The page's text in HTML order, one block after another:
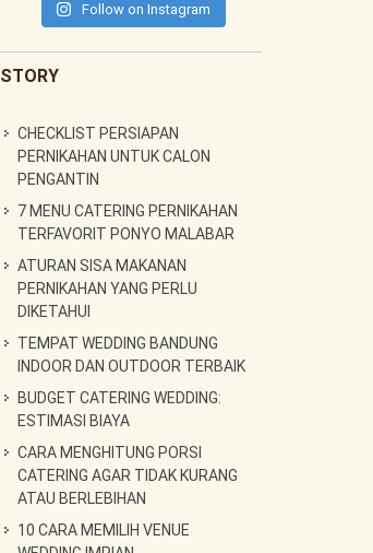
Follow on Instagram
STORY
CHECKLIST PERSIAPAN
PERNIKAHAN UNTUK CALON
PENGANTIN
7 MENU CATERING PERNIKAHAN
TERFAVORIT PONYO MALABAR
ATURAN SISA MAKANAN
PERNIKAHAN YANG PERLU
DIKETAHUI
TEMPAT WEDDING BANDUNG
INDOOR DAN OUTDOOR TERBAIK
BUDGET CATERING WEDDING:
ESTIMASI BIAYA
CARA MENGHITUNG PORSI
CATERING AGAR TIDAK KURANG
ATAU BERLEBIHAN
10 CARA MEMILIH VENUE